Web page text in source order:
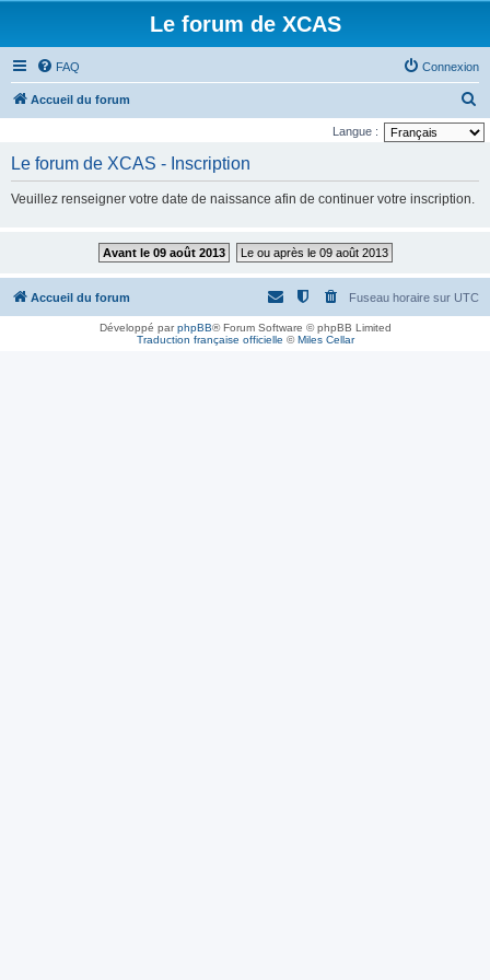
Le forum de XCAS
FAQ Connexion
Accueil du forum
e
h
Langue :
Le forum de XCAS - Inscription
Veuillez renseigner votre date de naissance afin de continuer votre inscription.
Avant le 09 août 2013 Le ou après le 09 août 2013
Accueil du forum Fuseau horaire sur UTC
Développé parphpBB® Forum Software © phpBB Limited
Traduction française officielle ©Miles Cellar